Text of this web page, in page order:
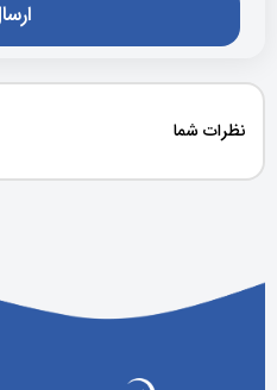
نظرات شما